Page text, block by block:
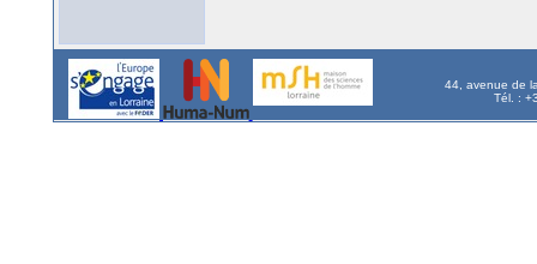
44, avenue de
Tél. :